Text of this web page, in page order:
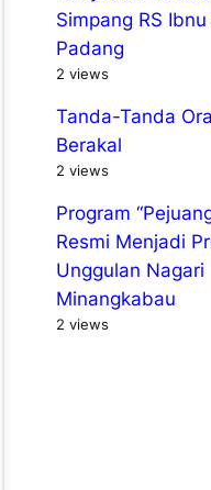
Simpang RS Ibnu
Padang
2 views
Tanda-Tanda
Berakal
2 views
Program
Resmi Menjadi
Unggulan Nagari
Minangkabau
2 views